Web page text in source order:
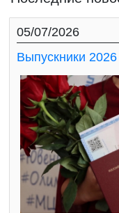
05/07/2026
Выпускники